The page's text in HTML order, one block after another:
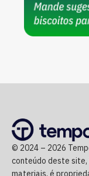
© 2024 – 2026
conteúdo deste
materiais, é